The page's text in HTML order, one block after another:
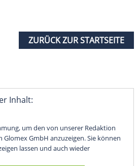
ZURÜCK ZUR STARTSEITE
Inhalt:
um den von unserer Redaktion
GmbH anzuzeigen. Sie können
lassen und auch wieder